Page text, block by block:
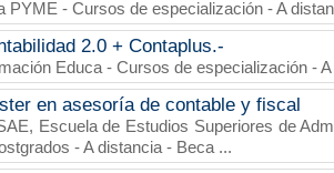
PYME - Cursos de especialización - A
2.0 + Contaplus.-
Educa - Cursos de especialización -
en asesoría de contable y fiscal
Escuela de Estudios Superiores de
- A distancia - Beca ...